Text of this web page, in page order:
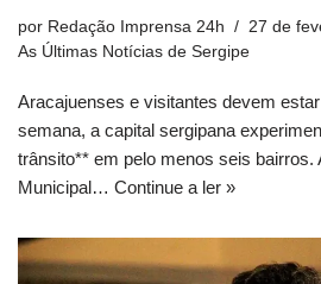
por Redação Imprensa 24h
27 de
As Últimas Notícias de Sergipe
Aracajuenses e visitantes devem
semana, a capital sergipana
trânsito** em pelo menos seis bairros.
Municipal… Continue a ler »